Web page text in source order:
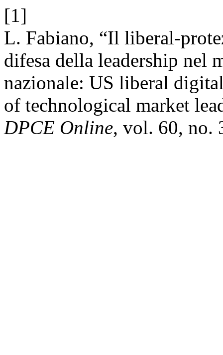
[1]
L. Fabiano, “Il liberal-
difesa della leadership nel
nazionale: US liberal
of technological market
DPCE Online, vol. 60, no.